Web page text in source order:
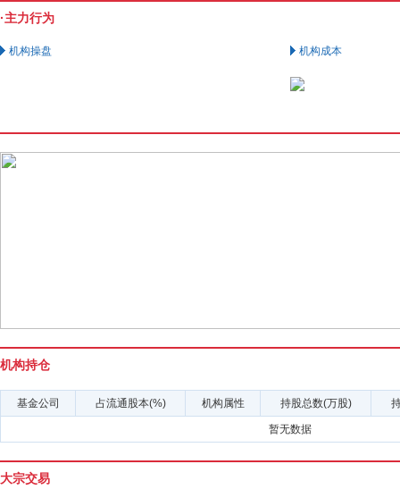
·主力行为
机构操盘 机构成本
机构持仓
基金公司 占流通股本(%) 机构属性 持股总数(万股)
暂无数据
大宗交易